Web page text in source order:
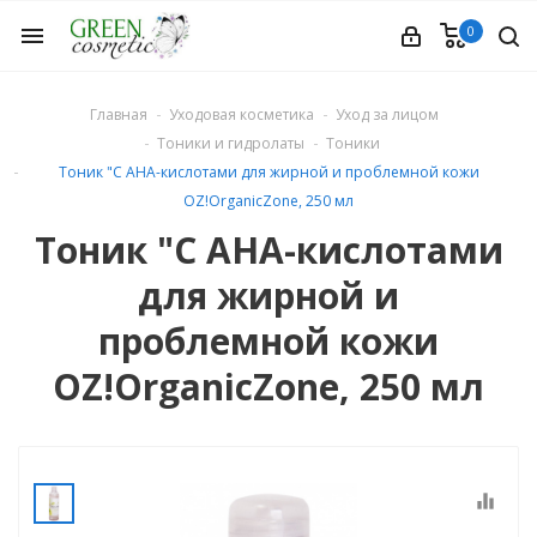
menu 0
Главная Уходовая косметика
Уход за лицом
Тоники и гидролаты
Тоники
Тоник "С АНА-кислотами для жирной и проблемной кожи
OZ!OrganicZone, 250 мл
Тоник "С АНА-кислотами
для жирной и
проблемной кожи
OZ!OrganicZone, 250 мл
equalizer